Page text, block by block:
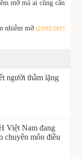
mỡ mà ai cũng cần
nhiễm mỡ (23/05/2017,
người thầm lặng
Việt Nam đang
chuyên môn điều